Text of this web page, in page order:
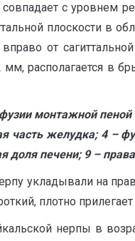
с уровнем
плоскости в
от
располагается в
монтажной
желудка; 4 –
печени; 9 –
укладывали на
плотно
нерпы в